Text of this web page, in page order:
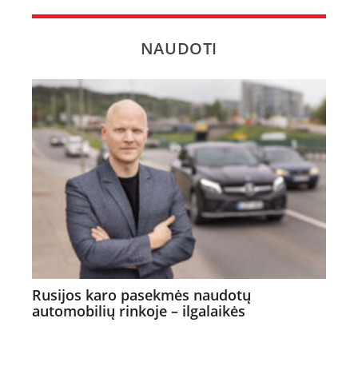
NAUDOTI
Rusijos karo pasekmės naudotų
automobilių rinkoje – ilgalaikės